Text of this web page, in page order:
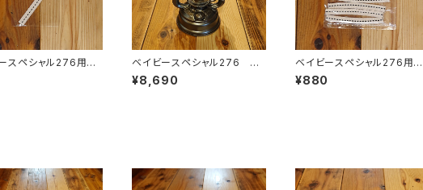
スペシャル276用ウ
ベイビースペシャル276 <
サプリーム>
¥8,690
ベイビースペシャル276用ウ
ィック 5本ｾｯﾄ
¥880